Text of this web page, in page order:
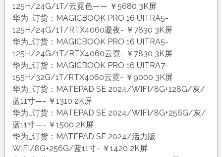
125H/24G/1T/云霓色—— ￥5680 3K屏
华为_订货：MAGICBOOK PRO 16 UITRA5-
125H/24G/1T/RTX4060凝夜- ￥7830 3K屏
华为_订货：MAGICBOOK PRO 16 UITRA5-
125H/24G/1T/RTX4060云霓- ￥7830 3K屏
华为_订货：MAGICBOOK PRO 16 UITRA7-
155H/32G/1T/RTX4060云霓- ￥9000 3K屏
华为_订货：MATEPAD SE 2024/WIFI/8G+128G/灰/
蓝11寸—- ￥1310 2K屏
华为_订货：MATEPAD SE 2024/WIFI/8G+256G/灰/
蓝11寸—- ￥1500 2K屏
华为_订货：MATEPAD SE 2024/活力版
WIFI/8G+256G/蓝11寸- ￥1420 2K屏